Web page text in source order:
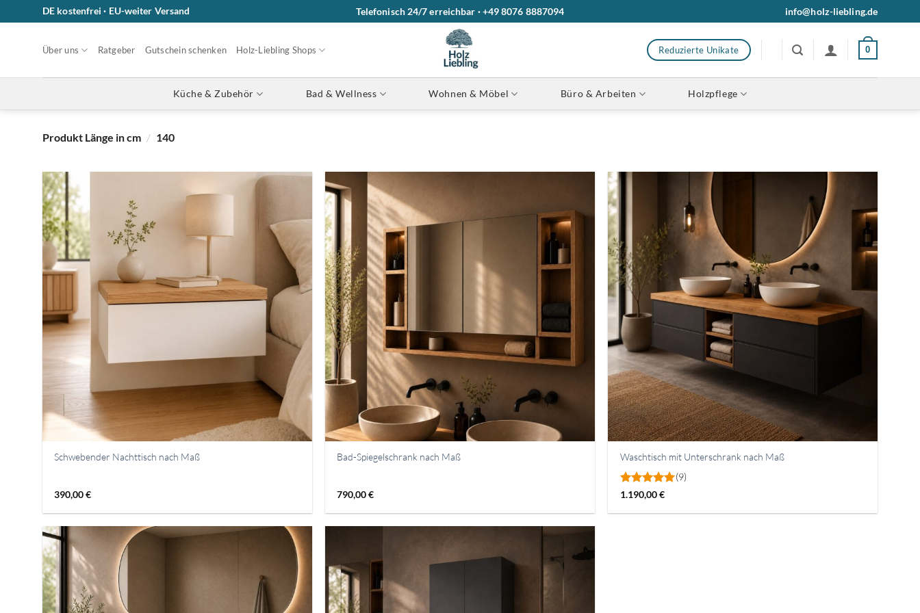
Inhalt
DE kostenfrei · EU-weiter Versand Telefonisch 24/7 erreichbar · +49 8076 8887094 info@holz-liebling.de
Über uns Ratgeber Gutschein schenken Holz-Liebling Shops Reduzierte Unikate 0
Küche & Zubehör Bad & Wellness Wohnen & Möbel Büro & Arbeiten Holzpflege
Produkt Länge in cm / 140
Schwebender Nachttisch nach Maß
390,00€
Bad-Spiegelschrank nach Maß
790,00€
Waschtisch mit Unterschrank nach Maß
Bewertet
5
(9)
1.190,00€